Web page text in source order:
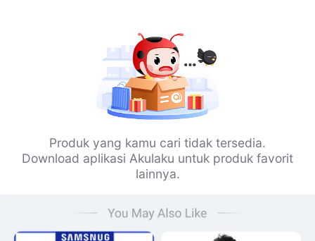
Produk yang kamu cari tidak tersedia.
Download aplikasi Akulaku untuk produk favorit
lainnya.